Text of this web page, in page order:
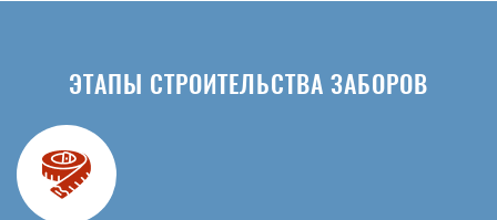
ЭТАПЫ СТРОИТЕЛЬСТВА ЗАБОРОВ